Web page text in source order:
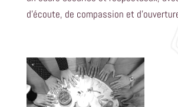
d'écoute, de compassion et